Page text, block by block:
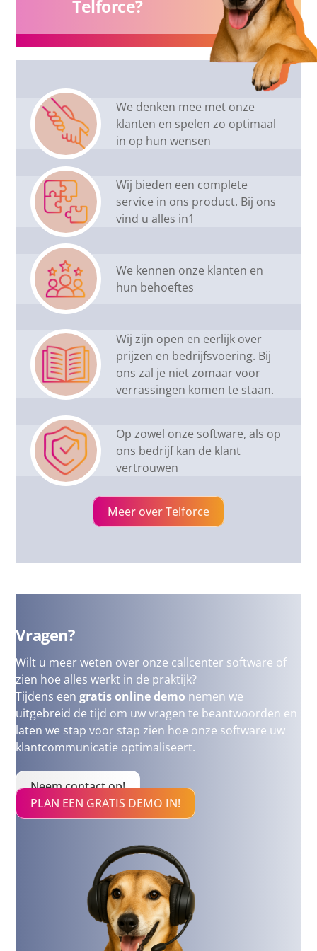
Telforce?
We denken mee met onze
klanten en spelen zo optimaal
in op hun wensen
Wij bieden een complete
service in ons product. Bij ons
vind u alles in1
We kennen onze klanten en
hun behoeftes
Wij zijn open en eerlijk over
prijzen en bedrijfsvoering. Bij
ons zal je niet zomaar voor
verrassingen komen te staan.
Op zowel onze software, als op
ons bedrijf kan de klant
vertrouwen
Meer over Telforce
Vragen?
Wilt u meer weten over onze callcenter software of
zien hoe alles werkt in de praktijk?
Tijdens eengratis online demo nemen we
uitgebreid de tijd om uw vragen te beantwoorden en
laten we stap voor stap zien hoe onze software uw
klantcommunicatie optimaliseert.
Neem contact op!
PLAN EEN GRATIS DEMO IN!